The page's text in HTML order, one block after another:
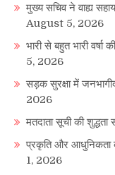
मुख्य सचिव ने वाह्य
August 5, 2026
भारी से बहुत भारी
5, 2026
सड़क सुरक्षा में
2026
मतदाता सूची की शुद्धता
प्रकृति और आधुनिकता
1, 2026